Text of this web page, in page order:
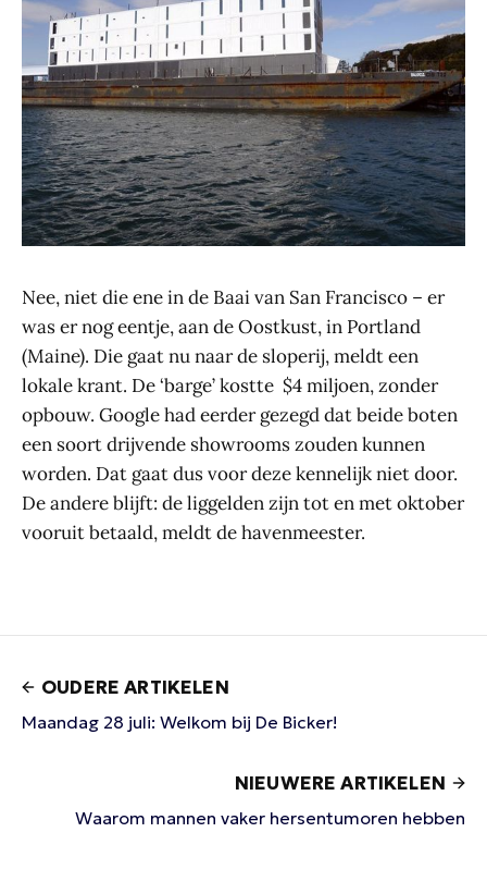
Nee, niet die ene in de Baai van San Francisco – er
was er nog eentje, aan de Oostkust, in Portland
(Maine). Die gaat nu naar de sloperij, meldt een
lokale krant. De ‘barge’ kostte $4 miljoen, zonder
opbouw. Google had eerder gezegd dat beide boten
een soort drijvende showrooms zouden kunnen
worden. Dat gaat dus voor deze kennelijk niet door.
De andere blijft: de liggelden zijn tot en met oktober
vooruit betaald, meldt de havenmeester.
OUDERE ARTIKELEN
Maandag 28 juli: Welkom bij De Bicker!
NIEUWERE ARTIKELEN
Waarom mannen vaker hersentumoren hebben